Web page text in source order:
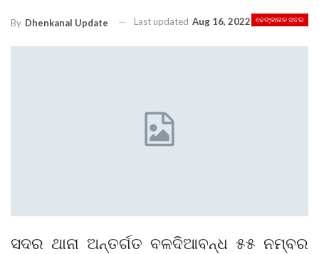
ଢେଙ୍କାନାଳ ଖବର
By Dhenkanal Update Last updated Aug 16, 2022
ସଦର ଥାନା ଅନ୍ତର୍ଗତ ବଳଦିଆବନ୍ଧ ୫୫ ନମ୍ବର